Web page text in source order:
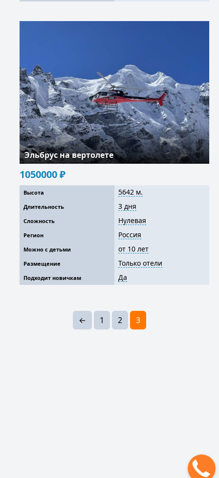
Эльбрус на вертолете
1050000₽
Высота 5642 м.
Длительность 3 дня
Сложность Нулевая
Регион Россия
Можно с детьми от 10 лет
Размещение Только отели
Подходит новичкам Да
← 1 2 3